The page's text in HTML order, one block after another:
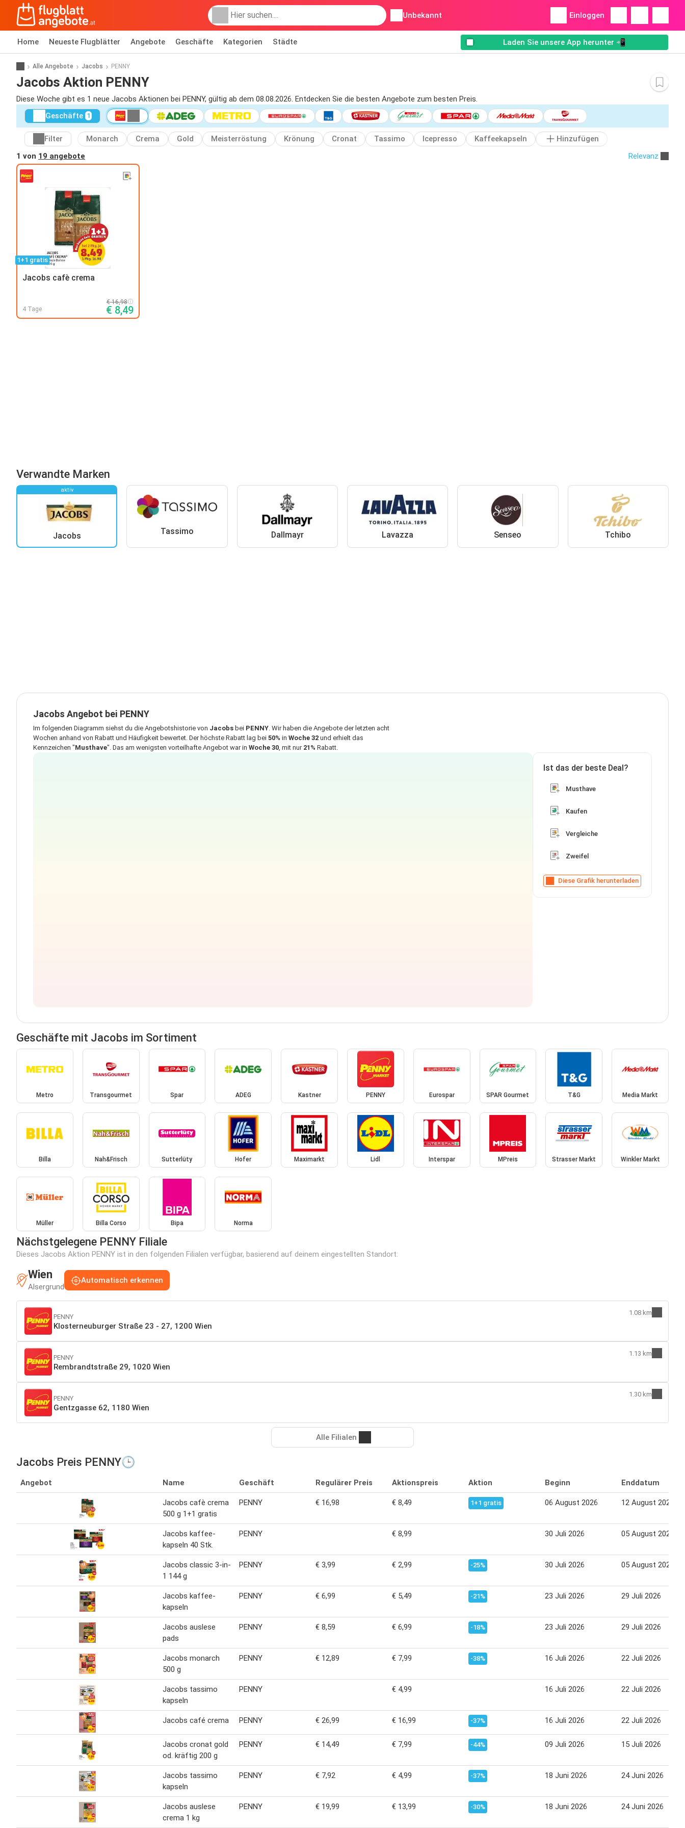
Unbekannt Einloggen
Home Neueste Flugblätter Angebote Geschäfte Kategorien Städte Laden Sie unsere App herunter 📲
Alle Angebote Jacobs PENNY
Jacobs Aktion PENNY
Diese Woche gibt es 1 neue Jacobs Aktionen bei PENNY, gültig ab dem 08.08.2026. Entdecken Sie die besten Angebote zum besten Preis.
Geschäfte 1
Filter Monarch Crema Gold Meisterröstung Krönung Cronat Tassimo Icepresso Kaffeekapseln
Hinzufügen
1 von 19 angebote Relevanz
1+1 gratis
Jacobs cafè crema
4 Tage
€ 16,98
€ 8,49
Verwandte Marken
aktiv
Jacobs Tassimo Dallmayr Lavazza Senseo Tchibo
Jacobs Angebot bei PENNY
Im folgenden Diagramm siehst du die Angebotshistorie von Jacobs bei PENNY . Wir haben die Angebote der letzten acht
Wochen anhand von Rabatt und Häufigkeit bewertet. Der höchste Rabatt lag bei 50% in Woche 32 und erhielt das
Kennzeichen "Musthave". Das am wenigsten vorteilhafte Angebot war in Woche 30 , mit nur 21% Rabatt.
Ist das der beste Deal?
Musthave
Kaufen
Vergleiche
Zweifel
Diese Grafik herunterladen
Geschäfte mit Jacobs im Sortiment
Metro Transgourmet Spar ADEG Kastner PENNY Eurospar SPAR Gourmet T&G Media Markt
Billa Nah&Frisch Sutterlüty Hofer Maximarkt Lidl Interspar MPreis Strasser Markt Winkler Markt
Müller Billa Corso Bipa Norma
Nächstgelegene PENNY Filiale
Dieses Jacobs Aktion PENNY ist in den folgenden Filialen verfügbar, basierend auf deinem eingestellten Standort:
Wien
Alsergrund
Automatisch erkennen
PENNY
Klosterneuburger Straße 23 - 27, 1200 Wien
1.08 km
PENNY
Rembrandtstraße 29, 1020 Wien
1.13 km
PENNY
Gentzgasse 62, 1180 Wien
1.30 km
Alle Filialen
Jacobs Preis PENNY🕒
Angebot Name Geschäft Regulärer Preis Aktionspreis Aktion Beginn Enddatum
Jacobs cafè crema
500 g 1+1 gratis
PENNY € 16,98 € 8,49 1+1 gratis 06 August 2026 12 August 2026
Jacobs kaffee-
kapseln 40 Stk.
PENNY € 8,99 30 Juli 2026 05 August 2026
Jacobs classic 3-in-
1 144 g
PENNY € 3,99 € 2,99 -25% 30 Juli 2026 05 August 2026
Jacobs kaffee-
kapseln
PENNY € 6,99 € 5,49 -21% 23 Juli 2026 29 Juli 2026
Jacobs auslese
pads
PENNY € 8,59 € 6,99 -18% 23 Juli 2026 29 Juli 2026
Jacobs monarch
500 g
PENNY € 12,89 € 7,99 -38% 16 Juli 2026 22 Juli 2026
Jacobs tassimo
kapseln
PENNY € 4,99 16 Juli 2026 22 Juli 2026
Jacobs café crema PENNY € 26,99 € 16,99 -37% 16 Juli 2026 22 Juli 2026
Jacobs cronat gold
od. kräftig 200 g
PENNY € 14,49 € 7,99 -44% 09 Juli 2026 15 Juli 2026
Jacobs tassimo
kapseln
PENNY € 7,92 € 4,99 -37% 18 Juni 2026 24 Juni 2026
Jacobs auslese
crema 1 kg
PENNY € 19,99 € 13,99 -30% 18 Juni 2026 24 Juni 2026